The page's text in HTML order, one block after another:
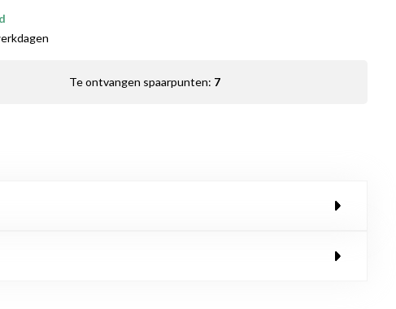
Te ontvangen spaarpunten: 7